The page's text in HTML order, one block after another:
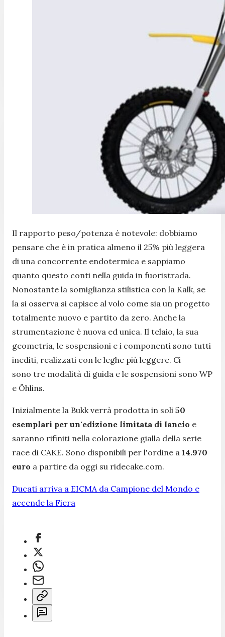
Il rapporto peso/potenza è notevole: dobbiamo
pensare che è in pratica almeno il 25% più leggera
di una concorrente endotermica e sappiamo
quanto questo conti nella guida in fuoristrada.
Nonostante la somiglianza stilistica con la Kalk, se
la si osserva si capisce al volo come sia un progetto
totalmente nuovo e partito da zero. Anche la
strumentazione è nuova ed unica. Il telaio, la sua
geometria, le sospensioni e i componenti sono tutti
inediti, realizzati con le leghe più leggere. Ci
sono tre modalità di guida e le sospensioni sono WP
e Öhlins.
Inizialmente la Bukk verrà prodotta in soli 50
esemplari per un'edizione limitata di lancio e
saranno rifiniti nella colorazione gialla della serie
race di CAKE. Sono disponibili per l'ordine a 14.970
euro a partire da oggi su ridecake.com.
Ducati arriva a EICMA da Campione del Mondo e
accende la Fiera